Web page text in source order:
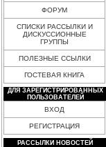
ФОРУМ
СПИСКИ РАССЫЛКИ И
ДИСКУССИОННЫЕ
ГРУППЫ
ПОЛЕЗНЫЕ ССЫЛКИ
ГОСТЕВАЯ КНИГА
ДЛЯ ЗАРЕГИСТРИРОВАННЫХ
ПОЛЬЗОВАТЕЛЕЙ
ВХОД
РЕГИСТРАЦИЯ
РАССЫЛКИ НОВОСТЕЙ